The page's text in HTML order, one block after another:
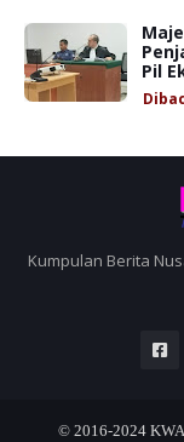
Pil
Kumpulan Berita
© 2016-2024